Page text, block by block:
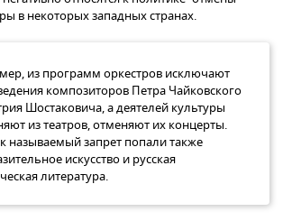
в некоторых западных странах.
из программ оркестров исключают
композиторов Петра Чайковского
Шостаковича, а деятелей культуры
из театров, отменяют их концерты.
называемый запрет попали также
искусство и русская
литература.